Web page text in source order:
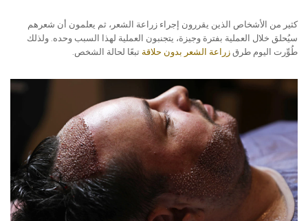
كثير من الأشخاص الذين يقررون إجراء زراعة الشعر، ثم يعلمون أن شعرهم
سيُحلق خلال العملية بفترة وجيزة، يتجنبون العملية لهذا السبب وحده. ولذلك
طُوِّرت اليوم طرقزراعة الشعر بدون حلاقة تبعًا لحالة الشخص.